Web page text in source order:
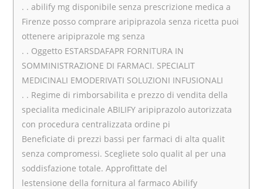
. . abilify mg disponibile senza prescrizione medica a
Firenze posso comprare aripiprazola senza ricetta puoi
ottenere aripiprazole mg senza
. . Oggetto ESTARSDAFAPR FORNITURA IN
SOMMINISTRAZIONE DI FARMACI. SPECIALIT
MEDICINALI EMODERIVATI SOLUZIONI INFUSIONALI
. . Regime di rimborsabilita e prezzo di vendita della
specialita medicinale ABILIFY aripiprazolo autorizzata
con procedura centralizzata ordine pi
Beneficiate di prezzi bassi per farmaci di alta qualit
senza compromessi. Scegliete solo qualit al per una
soddisfazione totale. Approfittate del
lestensione della fornitura al farmaco Abilify